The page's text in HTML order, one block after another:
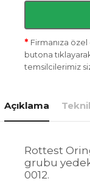
* Firmanıza
butona
temsilcilerimiz
Açıklama
Rottest
grubu yedek
0012.